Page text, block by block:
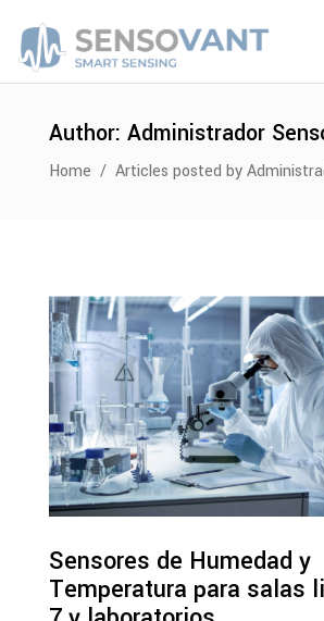
Author: Administrador
Home / Articles posted by
Sensores de Humedad y
Temperatura para salas